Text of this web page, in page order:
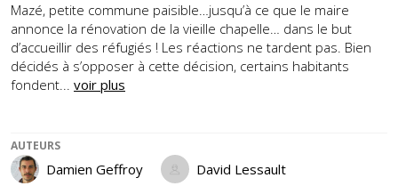
Mazé, petite commune paisible…jusqu’à ce que le maire
annonce la rénovation de la vieille chapelle… dans le but
d’accueillir des réfugiés ! Les réactions ne tardent pas. Bien
décidés à s’opposer à cette décision, certains habitants
fondent... voir plus
AUTEURS
Damien Geffroy David Lessault